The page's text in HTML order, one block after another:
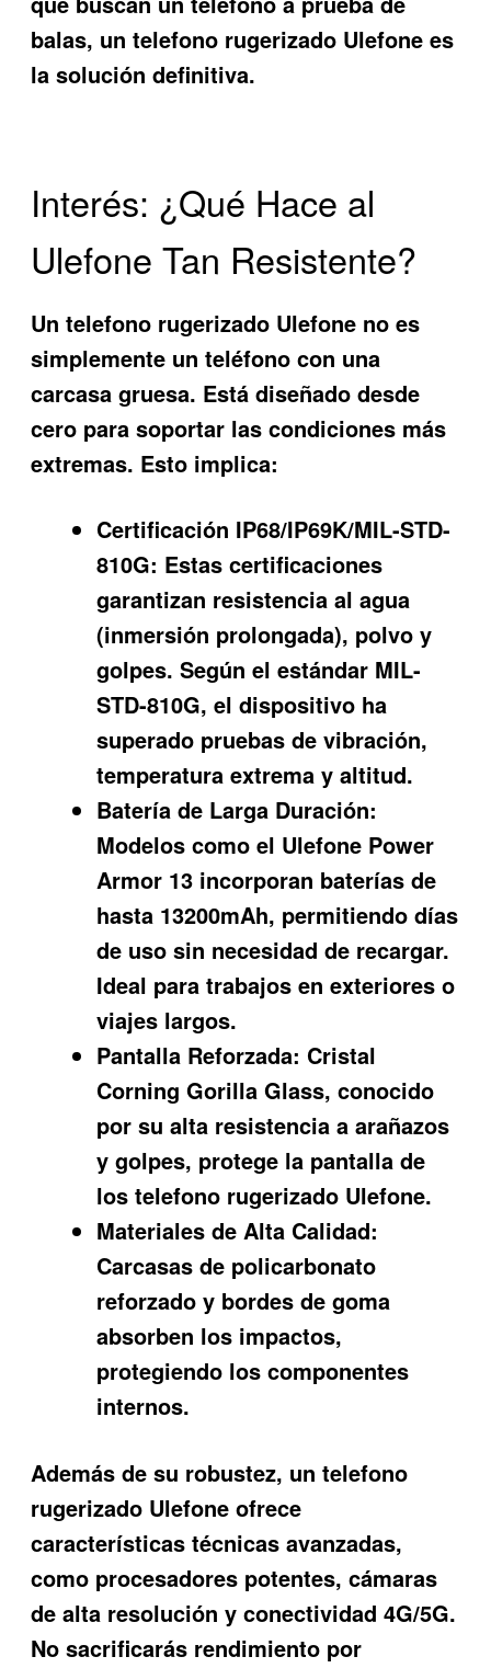
balas, untelefono rugerizado Ulefone es
la solución definitiva.
Interés: ¿Qué Hace al
Ulefone Tan Resistente?
Untelefono rugerizado Ulefone no es
simplemente un teléfono con una
carcasa gruesa. Está diseñado desde
cero para soportar las condiciones más
extremas. Esto implica:
Certificación IP68/IP69K/MIL-STD-
810G: Estas certificaciones
garantizan resistencia al agua
(inmersión prolongada), polvo y
golpes. Según el estándar MIL-
STD-810G, el dispositivo ha
superado pruebas de vibración,
temperatura extrema y altitud.
Batería de Larga Duración:
Modelos como el Ulefone Power
Armor 13 incorporan baterías de
hasta 13200mAh, permitiendo días
de uso sin necesidad de recargar.
Ideal para trabajos en exteriores o
viajes largos.
Pantalla Reforzada: Cristal
Corning Gorilla Glass, conocido
por su alta resistencia a arañazos
y golpes, protege la pantalla de
lostelefono rugerizado Ulefone.
Materiales de Alta Calidad:
Carcasas de policarbonato
reforzado y bordes de goma
absorben los impactos,
protegiendo los componentes
internos.
Además de su robustez, untelefono
rugerizado Ulefone ofrece
características técnicas avanzadas,
como procesadores potentes, cámaras
de alta resolución y conectividad 4G/5G.
No sacrificarás rendimiento por